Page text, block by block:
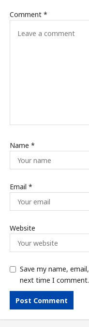
Comment *
Name *
Email *
Website
Save my name,
next time I comment.